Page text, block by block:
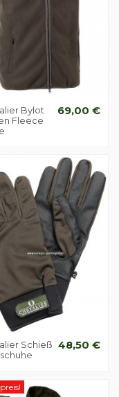
Bylot
Fleece
69,00 €
Schieß 48,50 €